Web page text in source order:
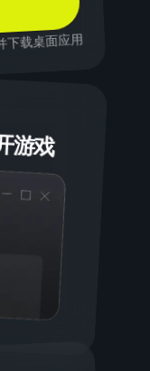
载桌面应用
游戏